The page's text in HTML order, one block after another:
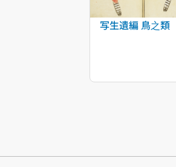
写生遺編 鳥之類